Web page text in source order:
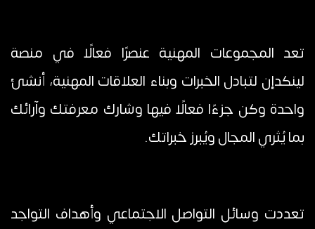
تعد المجموعات المهنية عنصرًا فعالًا في منصة
لينكدإن لتبادل الخبرات وبناء العلاقات المهنية، أنشئ
واحدة وكن جزءًا فعالًا فيها وشارك معرفتك وآرائك
بما يُثري المجال ويُبرز خبراتك.
تعددت وسائل التواصل الاجتماعي وأهداف التواجد